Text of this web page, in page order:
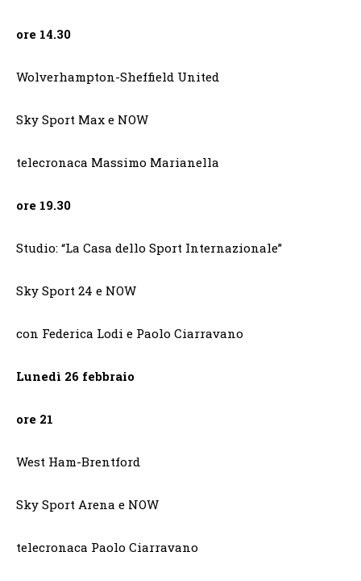
ore 14.30
Wolverhampton-Sheffield United
Sky Sport Max e NOW
telecronaca Massimo Marianella
ore 19.30
Studio: “La Casa dello Sport Internazionale”
Sky Sport 24 e NOW
con Federica Lodi e Paolo Ciarravano
Lunedì 26 febbraio
ore 21
West Ham-Brentford
Sky Sport Arena e NOW
telecronaca Paolo Ciarravano